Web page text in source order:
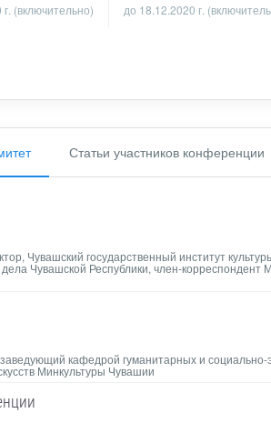
(включительно) до 18.12.2020 г.
Статьи участников конференции
Чувашский государственный институт
Чувашской Республики, член-корреспондент
кафедрой гуманитарных и
Минкультуры Чувашии